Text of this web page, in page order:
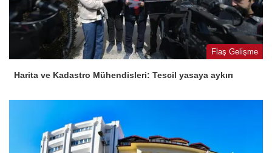
Flaş Gelişme
Harita ve Kadastro Mühendisleri: Tescil yasaya aykırı